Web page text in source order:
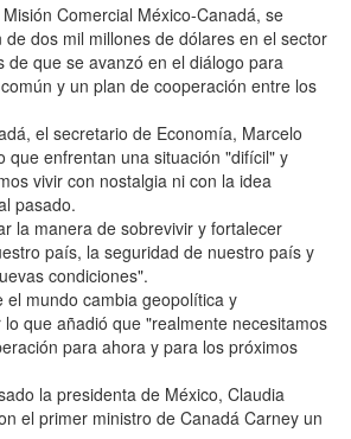
Comercial México-Canadá, se
dos mil millones de dólares en el sector
de que se avanzó en el diálogo para
y un plan de cooperación entre los
el secretario de Economía, Marcelo
que enfrentan una situación "difícil" y
vivir con nostalgia ni con la idea
pasado.
la manera de sobrevivir y fortalecer
país, la seguridad de nuestro país y
condiciones".
el mundo cambia geopolítica y
que añadió que "realmente necesitamos
para ahora y para los próximos
la presidenta de México, Claudia
el primer ministro de Canadá Carney un